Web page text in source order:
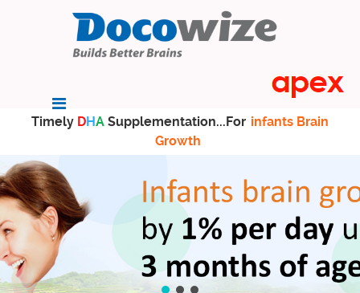
Timely DHA Supplementation...For infants Brain
Growth